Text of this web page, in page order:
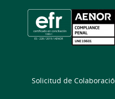
Solicitud de